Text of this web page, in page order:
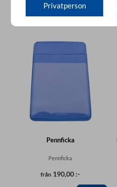
Andra produkter
Pennficka
Pennficka
från 190,00 :-
Privatperson